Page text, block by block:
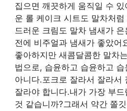
집으면 깨끗하게 움직일 수
운 롤 케이크 시트도 말차처
드러운 크림도 말차 냄새가
전에 비주얼과 냄새가 좋았어
좋아하지만 새콤달콤한 말차
법으로, 습윤하고 습윤하고
아니다.포크로 잘라서 잘라서
잘라야 합니다.내가 가장 부
것 같습니까?그래서 약간 쫄